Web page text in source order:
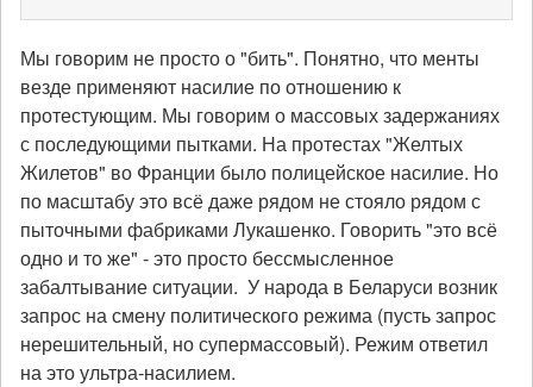
Мы говорим не просто о "бить". Понятно, что менты
везде применяют насилие по отношению к
протестующим. Мы говорим о массовых задержаниях
с последующими пытками. На протестах "Желтых
Жилетов" во Франции было полицейское насилие. Но
по масштабу это всё даже рядом не стояло рядом с
пыточными фабриками Лукашенко. Говорить "это всё
одно и то же" - это просто бессмысленное
забалтывание ситуации. У народа в Беларуси возник
запрос на смену политического режима (пусть запрос
нерешительный, но супермассовый). Режим ответил
на это ультра-насилием.